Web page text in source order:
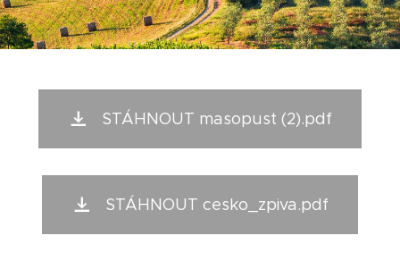
STÁHNOUT masopust (2).pdf
STÁHNOUT cesko_zpiva.pdf